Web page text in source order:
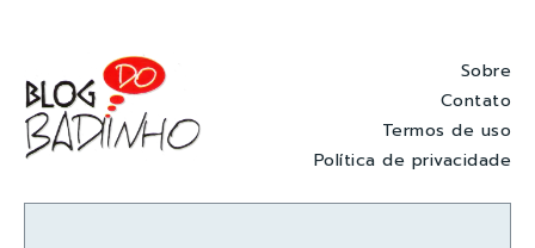
Sobre
Contato
Termos de uso
Política de privacidade